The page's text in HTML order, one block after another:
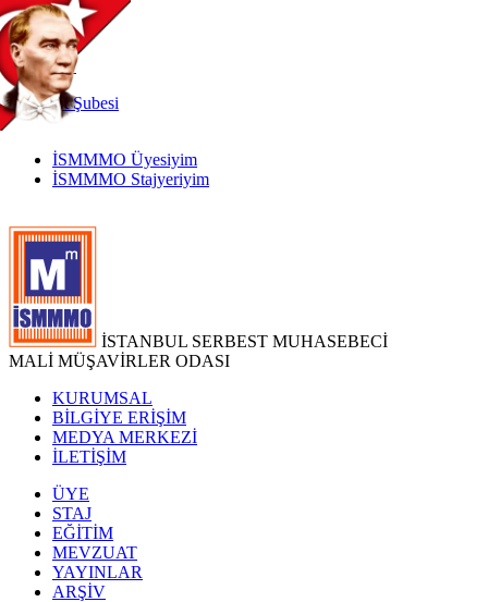
TR
|
EN
İnternetŞubesi
İSMMMO Üyesiyim
İSMMMO Stajyeriyim
İSTANBUL SERBEST MUHASEBECİ
MALİ MÜŞAVİRLER ODASI
KURUMSAL
BİLGİYE ERİŞİM
MEDYA MERKEZİ
İLETİŞİM
ÜYE
STAJ
EĞİTİM
MEVZUAT
YAYINLAR
ARŞİV